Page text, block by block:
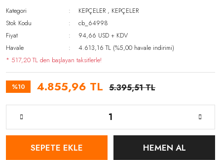
Kategori KEPÇELER , KEPÇELER
Stok Kodu
cb_64998
Fiyat
94,66 USD + KDV
Havale
4.613,16 TL (%5,00 havale indirimi)
* 517,20 TL den başlayan taksitlerle!
%10 4.855,96 TL 5.395,51 TL
SEPETE EKLE HEMEN AL